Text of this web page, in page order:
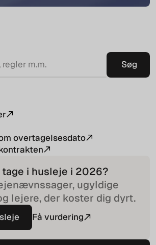
overtagelsesdato
tage i husleje i 2026?
ugyldige
lejere, der koster dig dyrt.
Få vurdering